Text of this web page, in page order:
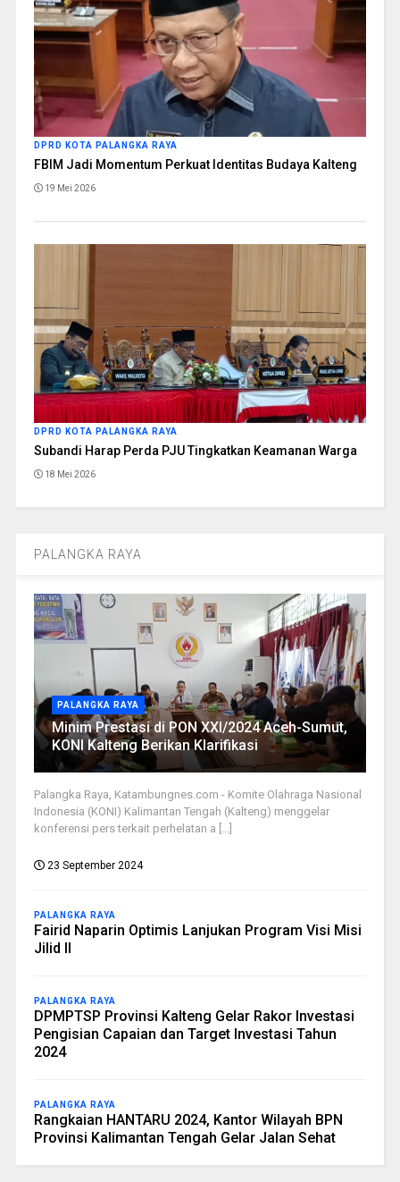
DPRD KOTA PALANGKA RAYA
FBIM Jadi Momentum Perkuat Identitas Budaya Kalteng
19 Mei 2026
DPRD KOTA PALANGKA RAYA
Subandi Harap Perda PJU Tingkatkan Keamanan Warga
18 Mei 2026
PALANGKA RAYA
PALANGKA RAYA
Minim Prestasi di PON XXI/2024 Aceh-Sumut,
KONI Kalteng Berikan Klarifikasi
Palangka Raya, Katambungnes.com - Komite Olahraga Nasional
Indonesia (KONI) Kalimantan Tengah (Kalteng) menggelar
konferensi pers terkait perhelatan a [...]
23 September 2024
PALANGKA RAYA
Fairid Naparin Optimis Lanjukan Program Visi Misi
Jilid II
PALANGKA RAYA
DPMPTSP Provinsi Kalteng Gelar Rakor Investasi
Pengisian Capaian dan Target Investasi Tahun
2024
PALANGKA RAYA
Rangkaian HANTARU 2024, Kantor Wilayah BPN
Provinsi Kalimantan Tengah Gelar Jalan Sehat